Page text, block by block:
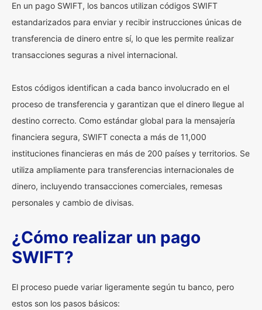
En un pago SWIFT, los bancos utilizan códigos SWIFT
estandarizados para enviar y recibir instrucciones únicas de
transferencia de dinero entre sí, lo que les permite realizar
transacciones seguras a nivel internacional.
Estos códigos identifican a cada banco involucrado en el
proceso de transferencia y garantizan que el dinero llegue al
destino correcto. Como estándar global para la mensajería
financiera segura, SWIFT conecta a más de 11,000
instituciones financieras en más de 200 países y territorios. Se
utiliza ampliamente para transferencias internacionales de
dinero, incluyendo transacciones comerciales, remesas
personales y cambio de divisas.
¿Cómo realizar un pago
SWIFT?
El proceso puede variar ligeramente según tu banco, pero
estos son los pasos básicos: